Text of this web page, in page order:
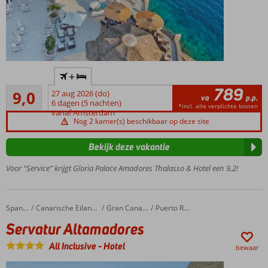
alcoholische
drankjes
24/7
inclusief
klif,
prachtig
uitzicht
zee
loopafstand
en Puerto
vertier én
genoeg
ontspanning
9,0Uitstekend
61
beoordelingen
+
27 aug 2026 (do)
6 dagen (5 nachten)
vanaf Amsterdam
va 789 p.p.
*incl. alle verplichte kosten
Nog 2 kamer(s) beschikbaar op deze site
Voor “Service” krijgt Gloria Palace Amadores Thalasso & Hotel een 9,2!
Bekijk deze vakantie
Home Spanje Canarische Eilanden Gran Canaria Puerto Rico
Servatur Altamadores
Servatur Altamadores
All Inclusive-Hotel bewaar